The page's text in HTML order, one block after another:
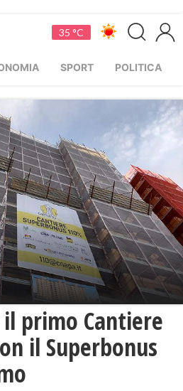
35 °C
SPORT POLITICA
primo Cantiere
il Superbonus